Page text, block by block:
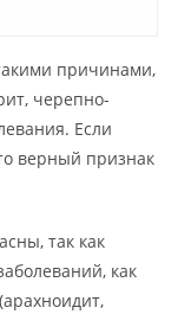
причинами,
черепно-
Если
верный признак
так как
как